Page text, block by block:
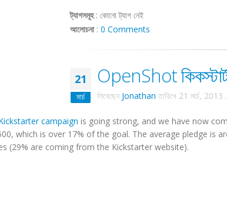
ট্যাগসমূহ: কোনো ট্যাগ নেই
আলোচনা: 0 Comments
21
মার্চ
OpenShot
লিখেছেন Jonathan তারিখে 21 মার্চ, 2013 .
campaign is going strong, and we have now
which is over 17% of the goal. The average pledge is
(29% are coming from the Kickstarter website).